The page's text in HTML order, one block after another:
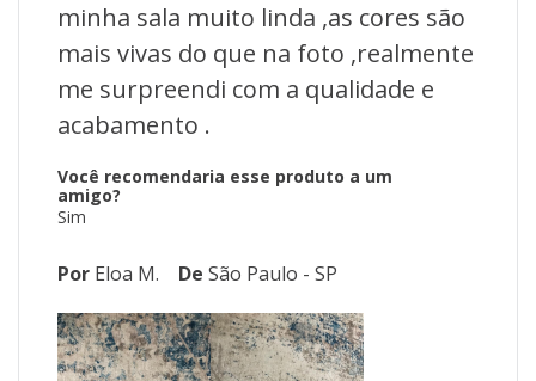
minha sala muito linda ,as cores são
mais vivas do que na foto ,realmente
me surpreendi com a qualidade e
acabamento .
Você recomendaria esse produto a um
amigo?
Sim
Por Eloa M. De São Paulo - SP